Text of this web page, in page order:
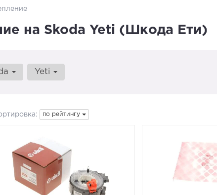
на Skoda Yeti (Шкода Ети)
Yeti
по рейтингу